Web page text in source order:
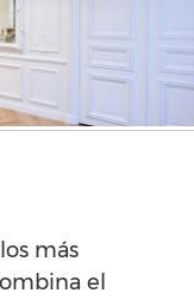
más
el